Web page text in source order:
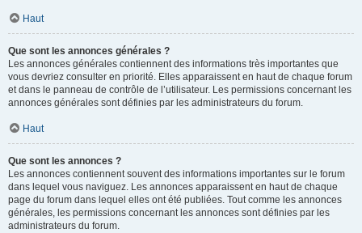
Haut
Que sont les annonces générales ?
Les annonces générales contiennent des informations très importantes que
vous devriez consulter en priorité. Elles apparaissent en haut de chaque forum
et dans le panneau de contrôle de l’utilisateur. Les permissions concernant les
annonces générales sont définies par les administrateurs du forum.
Haut
Que sont les annonces ?
Les annonces contiennent souvent des informations importantes sur le forum
dans lequel vous naviguez. Les annonces apparaissent en haut de chaque
page du forum dans lequel elles ont été publiées. Tout comme les annonces
générales, les permissions concernant les annonces sont définies par les
administrateurs du forum.